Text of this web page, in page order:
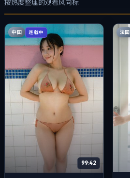
按热度整理的观看风向标
中国 连载中
99:42
法国